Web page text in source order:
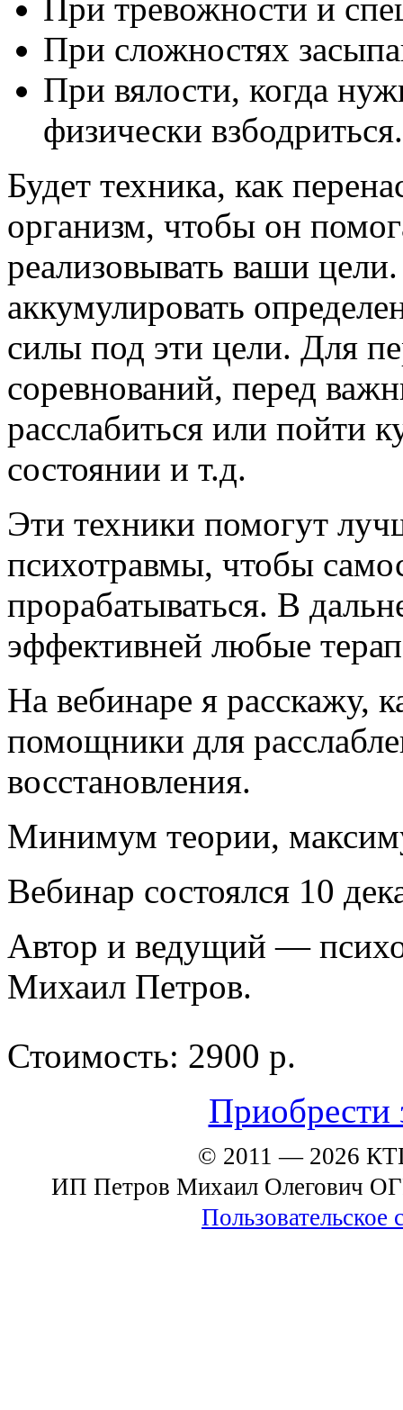
При тревожности и
При сложностях
При вялости, когда
физически взбодриться.
Будет техника, как
организм, чтобы он
реализовывать ваши
аккумулировать
силы под эти цели. Для
соревнований, перед
расслабиться или пойти
состоянии и т.д.
Эти техники помогут
психотравмы, чтобы
прорабатываться. В
эффективней любые
На вебинаре я расскажу,
помощники для
восстановления.
Минимум теории,
Вебинар состоялся 10
Автор и ведущий —
Михаил Петров.
Стоимость: 2900 р.
Приобрести
© 2011 — 2026
ИП Петров Михаил Олегович
Пользовательское